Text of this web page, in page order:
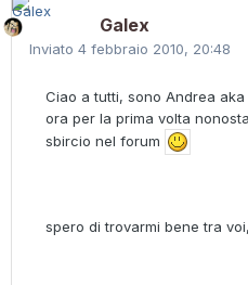
Galex
Inviato 4 febbraio 2010, 20:48
Ciao a tutti, sono Andrea
ora per la prima volta
sbircio nel forum
spero di trovarmi bene tra